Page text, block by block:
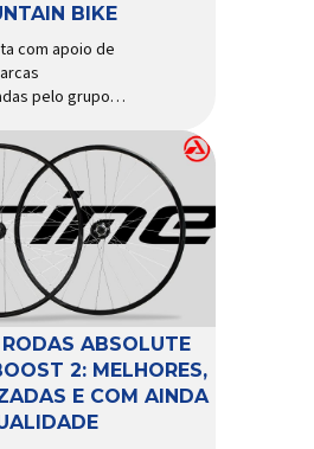
BIKE
com apoio de
pelo grupo
Park Tool, Protaper
Assim pode
participação da
no Campeonato
Mountain Bike
em São José
SP entre os dias
julho. Com cinco […]
ABSOLUTE
2: MELHORES,
E COM AINDA